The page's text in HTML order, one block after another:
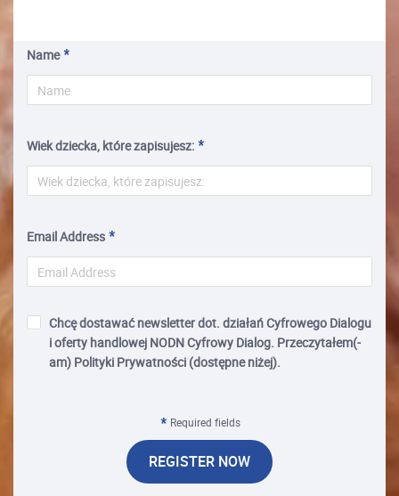
Name
Wiek dziecka, które zapisujesz:
Email Address
Chcę dostawać newsletter dot. działań Cyfrowego Dialogu
i oferty handlowej NODN Cyfrowy Dialog. Przeczytałem(-
am) Polityki Prywatności (dostępne niżej).
Required fields
REGISTER NOW